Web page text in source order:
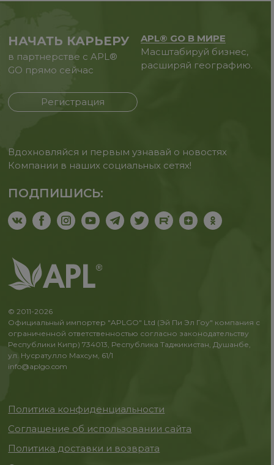
НАЧАТЬ КАРЬЕРУ
в партнерстве с APL®
GO прямо сейчас
Регистрация
APL® GO В МИРЕ
Масштабируй бизнес,
расширяй географию.
Вдохновляйся и первым узнавай о новостях
Компании в наших социальных сетях!
ПОДПИШИСЬ:
© 2011-2026
Официальный импортер "APLGO" Ltd (Эй Пи Эл Гоу" компания с
ограниченной ответственностью согласно законодательству
Республики Кипр) 734013, Республика Таджикистан, Душанбе,
ул. Нусратулло Махсум, 61/1
info@aplgo.com
Политика конфиденциальности
Соглашение об использовании сайта
Политика доставки и возврата